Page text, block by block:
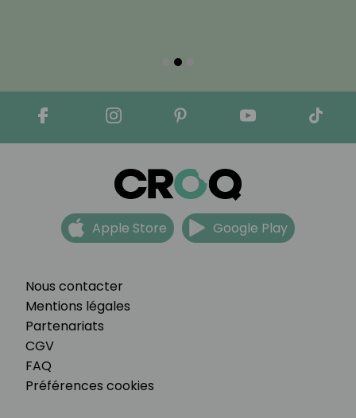
Nous contacter
Mentions légales
Partenariats
CGV
FAQ
Préférences cookies
Apple Store Google Play